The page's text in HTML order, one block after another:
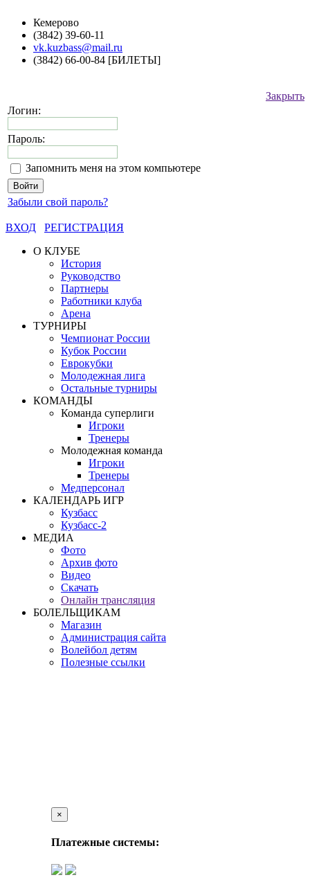
Кемерово
(3842) 39-60-11
vk.kuzbass@mail.ru
(3842) 66-00-84 [БИЛЕТЫ]
Закрыть
Логин:
Пароль:
Запомнить меня на этом компьютере
Забыли свой пароль?
ВХОД
РЕГИСТРАЦИЯ
О КЛУБЕ
История
Руководство
Партнеры
Работники клуба
Арена
ТУРНИРЫ
Чемпионат России
Кубок России
Еврокубки
Молодежная лига
Остальные турниры
КОМАНДЫ
Команда суперлиги
Игроки
Тренеры
Молодежная команда
Игроки
Тренеры
Медперсонал
КАЛЕНДАРЬ ИГР
Кузбасс
Кузбасс-2
МЕДИА
Фото
Архив фото
Видео
Скачать
Онлайн трансляция
БОЛЕЛЬЩИКАМ
Магазин
Администрация сайта
Волейбол детям
Полезные ссылки
×
Платежные системы: